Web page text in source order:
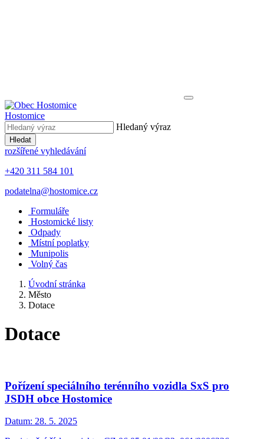
Hostomice
Hledaný výraz
Hledat
rozšířené vyhledávání
+420 311 584 101
podatelna@hostomice.cz
Formuláře
Hostomické listy
Odpady
Místní poplatky
Munipolis
Volný čas
Úvodní stránka
Město
Dotace
Dotace
Pořízení speciálního terénního vozidla SxS pro
JSDH obce Hostomice
Datum: 28. 5. 2025